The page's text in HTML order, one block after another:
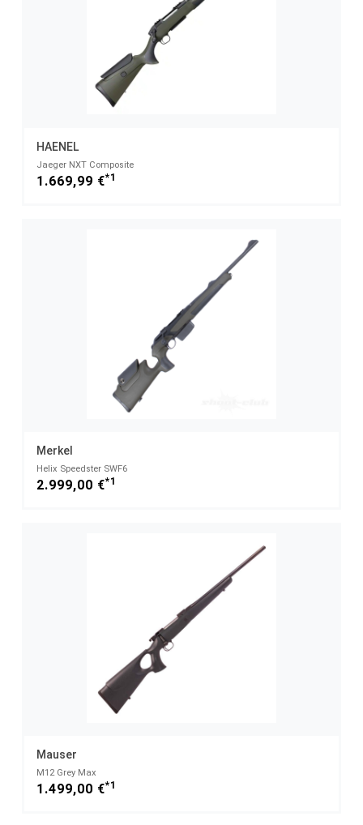
HAENEL
Jaeger NXT Composite
1.669,99 €*1
Merkel
Helix Speedster SWF6
2.999,00 €*1
Mauser
M12 Grey Max
1.499,00 €*1